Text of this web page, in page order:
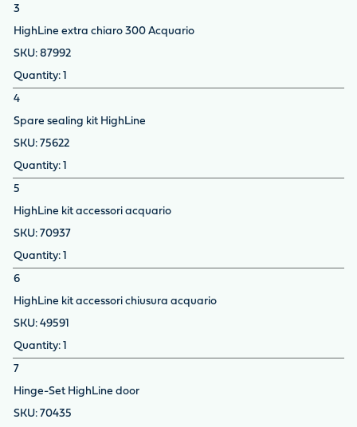
3
HighLine extra chiaro 300 Acquario
87992
4
Spare sealing kit HighLine
75622
5
HighLine kit accessori acquario
70937
6
HighLine kit accessori chiusura acquario
49591
7
Hinge-Set HighLine door
70435